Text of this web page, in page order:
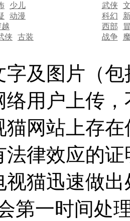
少儿
动漫
越
侠 古装
武侠
科幻
西部
战争
字及图片（
络用户上传
猫网站上存
法律效应的
视猫迅速做
第一时间处